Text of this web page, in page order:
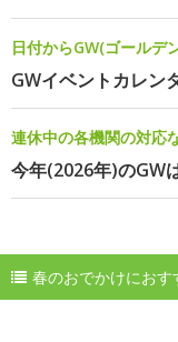
日付からGW(ゴールデ
GWイベントカレン
連休中の各機関の対応
今年(2026年)のGW
春のおでかけにおす